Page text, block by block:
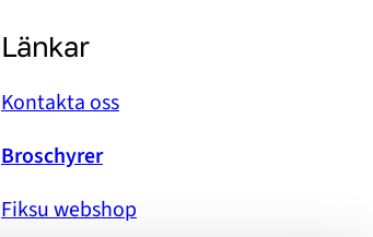
Länkar
Kontakta oss
Broschyrer
Fiksu webshop